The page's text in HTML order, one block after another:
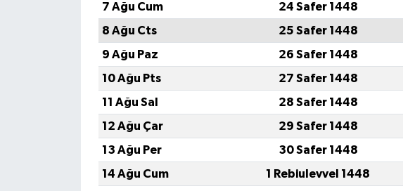
7 Ağu Cum
24 Safer 1448
8 Ağu Cts
25 Safer 1448
9 Ağu Paz
26 Safer 1448
10 Ağu Pts
27 Safer 1448
11 Ağu Sal
28 Safer 1448
12 Ağu Çar
29 Safer 1448
13 Ağu Per
30 Safer 1448
14 Ağu Cum
1 Rebiulevvel 1448